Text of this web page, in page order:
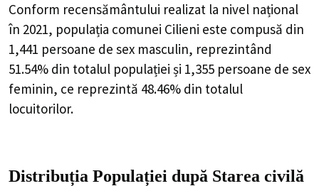
Conform recensământului realizat la nivel național
în 2021, populația comunei Cilieni este compusă din
1,441 persoane de sex masculin, reprezintând
51.54% din totalul populației și 1,355 persoane de sex
feminin, ce reprezintă 48.46% din totalul
locuitorilor.
Distribuția Populației după Starea civilă